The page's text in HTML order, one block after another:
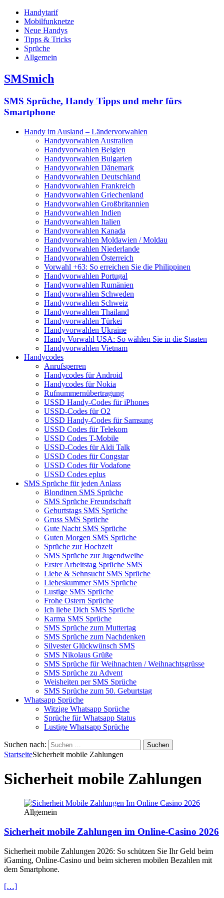
Handytarif
Mobilfunknetze
Neue Handys
Tipps & Tricks
Sprüche
Allgemein
SMSmich
SMS Sprüche, Handy Tipps und mehr fürs
Smartphone
Handy im Ausland – Ländervorwahlen
Handyvorwahlen Australien
Handyvorwahlen Belgien
Handyvorwahlen Bulgarien
Handyvorwahlen Dänemark
Handyvorwahlen Deutschland
Handyvorwahlen Frankreich
Handyvorwahlen Griechenland
Handyvorwahlen Großbritannien
Handyvorwahlen Indien
Handyvorwahlen Italien
Handyvorwahlen Kanada
Handyvorwahlen Moldawien / Moldau
Handyvorwahlen Niederlande
Handyvorwahlen Österreich
Vorwahl +63: So erreichen Sie die Philippinen
Handyvorwahlen Portugal
Handyvorwahlen Rumänien
Handyvorwahlen Schweden
Handyvorwahlen Schweiz
Handyvorwahlen Thailand
Handyvorwahlen Türkei
Handyvorwahlen Ukraine
Handy Vorwahl USA: So wählen Sie in die Staaten
Handyvorwahlen Vietnam
Handycodes
Anrufsperren
Handycodes für Android
Handycodes für Nokia
Rufnummernübertragung
USSD Handy-Codes für iPhones
USSD-Codes für O2
USSD Handy-Codes für Samsung
USSD Codes für Telekom
USSD Codes T-Mobile
USSD-Codes für Aldi Talk
USSD Codes für Congstar
USSD Codes für Vodafone
USSD Codes eplus
SMS Sprüche für jeden Anlass
Blondinen SMS Sprüche
SMS Sprüche Freundschaft
Geburtstags SMS Sprüche
Gruss SMS Sprüche
Gute Nacht SMS Sprüche
Guten Morgen SMS Sprüche
Sprüche zur Hochzeit
SMS Sprüche zur Jugendweihe
Erster Arbeitstag Sprüche SMS
Liebe & Sehnsucht SMS Sprüche
Liebeskummer SMS Sprüche
Lustige SMS Sprüche
Frohe Ostern Sprüche
Ich liebe Dich SMS Sprüche
Karma SMS Sprüche
SMS Sprüche zum Muttertag
SMS Sprüche zum Nachdenken
Silvester Glückwünsch SMS
SMS Nikolaus Grüße
SMS Sprüche für Weihnachten / Weihnachtsgrüsse
SMS Sprüche zu Advent
Weisheiten per SMS Sprüche
SMS Sprüche zum 50. Geburtstag
Whatsapp Sprüche
Witzige Whatsapp Sprüche
Sprüche für Whatsapp Status
Lustige Whatsapp Sprüche
Suchen nach:
StartseiteSicherheit mobile Zahlungen
Sicherheit mobile Zahlungen
Allgemein
Sicherheit mobile Zahlungen im Online-Casino 2026
Sicherheit mobile Zahlungen 2026: So schützen Sie Ihr Geld beim
iGaming, Online‑Casino und beim sicheren mobilen Bezahlen mit
dem Smartphone.
[…]